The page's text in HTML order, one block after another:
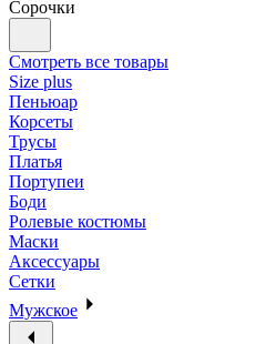
Сорочки
Смотреть все товары
Size plus
Пеньюар
Корсеты
Трусы
Платья
Портупеи
Боди
Ролевые костюмы
Маски
Аксессуары
Сетки
Мужское